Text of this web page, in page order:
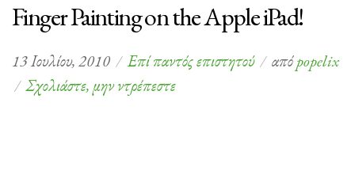
Finger Painting on the Apple iPad!
13 Ιουλίου, 2010 Επί παντός επιστητού απόpopelix
Σχολιάστε, μην ντρέπεστεστο